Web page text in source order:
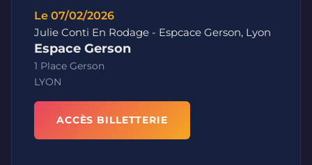
Le 07/02/2026
Julie Conti En Rodage - Espcace Gerson, Lyon
Espace Gerson
1 Place Gerson
LYON
ACCÈS BILLETTERIE